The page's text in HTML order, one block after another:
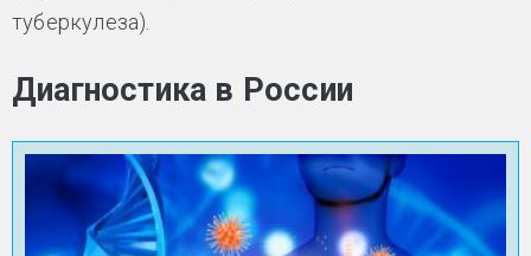
туберкулеза).
Диагностика в России